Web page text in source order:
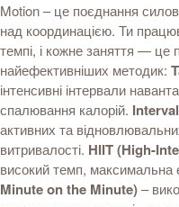
Motion – це поєднання
над координацією. Ти
темпі, і кожне заняття — це
найефективніших методик:
інтенсивні інтервали
спалювання калорій.
активних та
витривалості. HIIT (High-
високий темп, максимальна
Minute on the Minute)–